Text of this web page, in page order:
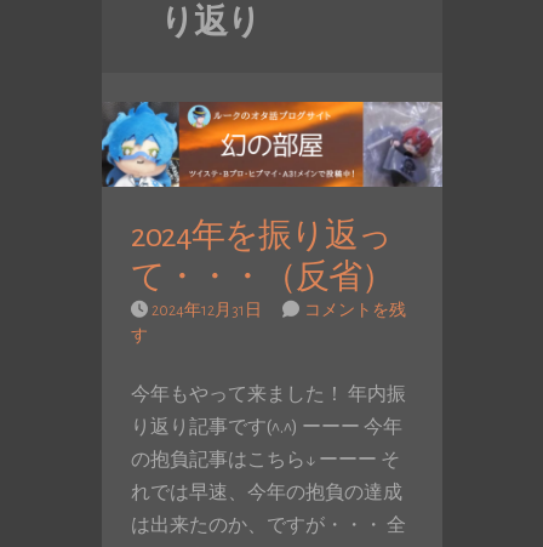
り返り
2024年を振り返っ
て・・・（反省）
2024年12月31日
コメントを残
す
今年もやって来ました！ 年内振
り返り記事です(^.^) ーーー 今年
の抱負記事はこちら↓ ーーー そ
れでは早速、今年の抱負の達成
は出来たのか、ですが・・・ 全